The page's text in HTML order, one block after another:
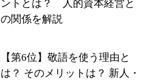
ントとは？ 人的資本経営と
の関係を解説
【第6位】敬語を使う理由と
は？ そのメリットは？ 新人・